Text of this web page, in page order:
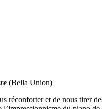
(Bella Union)
réconforter et de nous tirer